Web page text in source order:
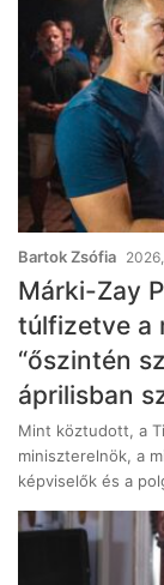
Bartok Zsófia
Márki-Zay
túlfizetve a
“őszintén
áprilisban
Mint köztudott, a
miniszterelnök, a
képviselők és a